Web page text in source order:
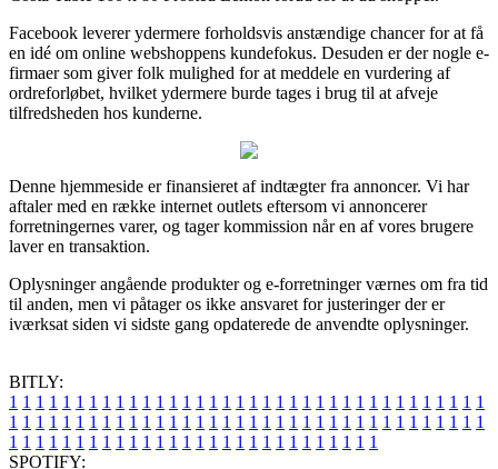
Facebook leverer ydermere forholdsvis anstændige chancer for at få
en idé om online webshoppens kundefokus. Desuden er der nogle e-
firmaer som giver folk mulighed for at meddele en vurdering af
ordreforløbet, hvilket ydermere burde tages i brug til at afveje
tilfredsheden hos kunderne.
Denne hjemmeside er finansieret af indtægter fra annoncer. Vi har
aftaler med en række internet outlets eftersom vi annoncerer
forretningernes varer, og tager kommission når en af vores brugere
laver en transaktion.
Oplysninger angående produkter og e-forretninger værnes om fra tid
til anden, men vi påtager os ikke ansvaret for justeringer der er
iværksat siden vi sidste gang opdaterede de anvendte oplysninger.
BITLY:
1 1 1 1 1 1 1 1 1 1 1 1 1 1 1 1 1 1 1 1 1 1 1 1 1 1 1 1 1 1 1 1 1 1 1 1
1 1 1 1 1 1 1 1 1 1 1 1 1 1 1 1 1 1 1 1 1 1 1 1 1 1 1 1 1 1 1 1 1 1 1 1
1 1 1 1 1 1 1 1 1 1 1 1 1 1 1 1 1 1 1 1 1 1 1 1 1 1 1 1
SPOTIFY: